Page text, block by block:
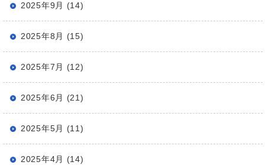
2025年9月 (14)
2025年8月 (15)
2025年7月 (12)
2025年6月 (21)
2025年5月 (11)
2025年4月 (14)